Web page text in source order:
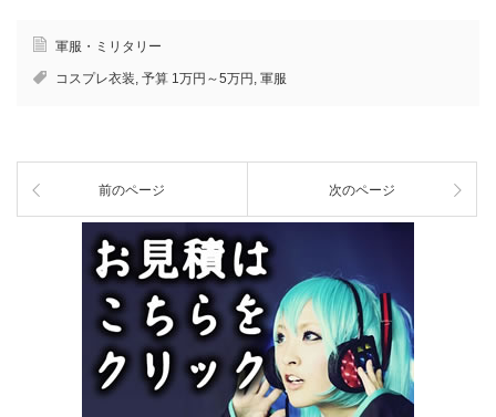
軍服・ミリタリー
コスプレ衣装, 予算 1万円～5万円 , 軍服
前のページ 次のページ